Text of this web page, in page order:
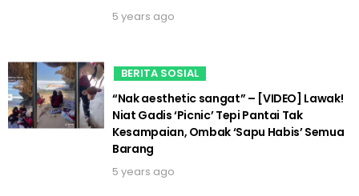
5 years ago
BERITA SOSIAL
“Nak aesthetic sangat” – [VIDEO] Lawak!
Niat Gadis ‘Picnic’ Tepi Pantai Tak
Kesampaian, Ombak ‘Sapu Habis’ Semua
Barang
5 years ago